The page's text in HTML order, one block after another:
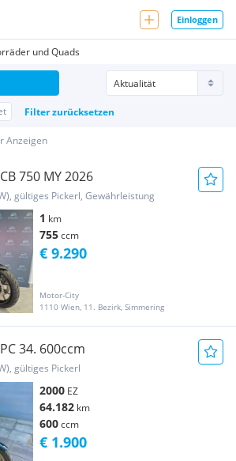
Einloggen
und Quads
Filter zurücksetzen
Anzeigen
750 MY 2026
gültiges Pickerl, Gewährleistung
1 km
755ccm
Motor-City
1110 Wien, 11. Bezirk, Simmering
€ 9.290
34. 600ccm
gültiges Pickerl
2000 EZ
64.182 km
600ccm
€ 1.900